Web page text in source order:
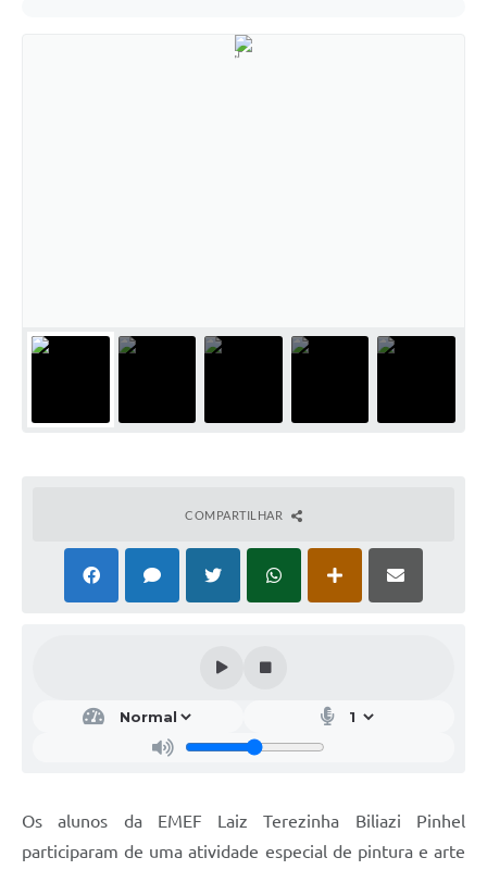
COMPARTILHAR
Os alunos da EMEF Laiz Terezinha Biliazi Pinhel
participaram de uma atividade especial de pintura e arte